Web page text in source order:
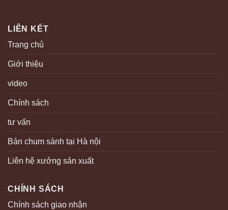
LIÊN KẾT
Trang chủ
Giới thiệu
video
Chính sách
tư vấn
Bán chum sành tại Hà nội
Liên hệ xưởng sản xuất
CHÍNH SÁCH
Chính sách giao nhận